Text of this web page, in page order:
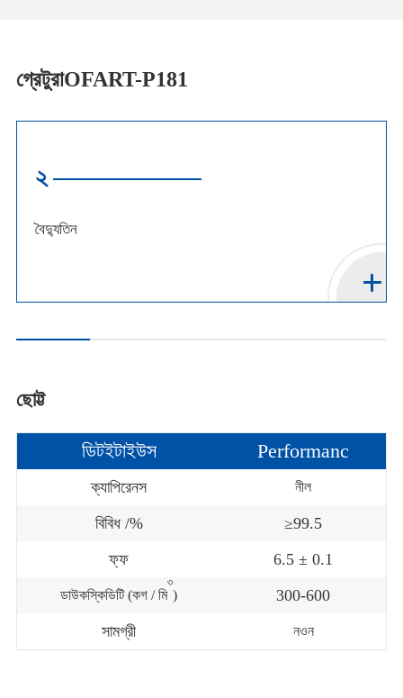
গ্রেটুরাOFART-P181
২
বৈদ্যুতিন
ছোট্ট
ডিটইটাইউস Performanc
ক্যাপিরেনস নীল
বিবিধ /%
≥99.5
ফ্ফ
6.5 ± 0.1
ডাউকস্কিডিটি (কগ / মি
৩
)
300-600
সামগ্রী
নওন